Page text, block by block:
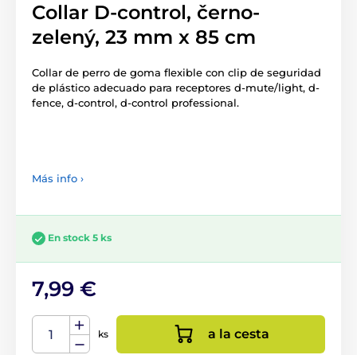
Collar D-control, černo-
zelený, 23 mm x 85 cm
Collar de perro de goma flexible con clip de seguridad
de plástico adecuado para receptores d-mute/light, d-
fence, d-control, d-control professional.
Más info ›
En stock 5 ks
7,99 €
ks a la cesta